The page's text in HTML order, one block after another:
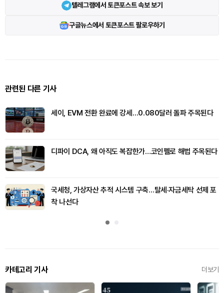
텔레그램에서 토큰포스트 속보 보기
구글뉴스에서 토큰포스트 팔로우하기
관련된 다른 기사
세이, EVM 전환 완료에 강세…0.080달러 돌파 주목된다
디파이 DCA, 왜 아직도 복잡한가…코인펠로 해법 주목된다
국세청, 가상자산 추적 시스템 구축…탈세·자금세탁 선제 포
착 나선다
카테고리 기사 더보기